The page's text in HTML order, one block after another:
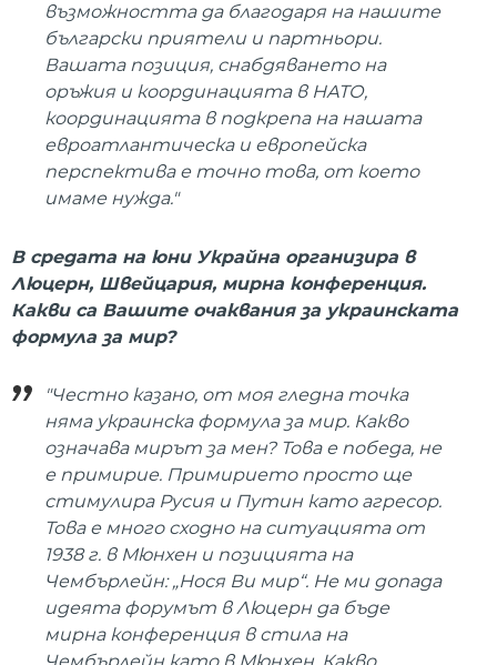
възможността да благодаря на нашите
български приятели и партньори.
Вашата позиция, снабдяването на
оръжия и координацията в НАТО,
координацията в подкрепа на нашата
евроатлантическа и европейска
перспектива е точно това, от което
имаме нужда."
В средата на юни Украйна организира в
Люцерн, Швейцария, мирна конференция.
Какви са Вашите очаквания за украинската
формула за мир?
"Честно казано, от моя гледна точка
няма украинска формула за мир. Какво
означава мирът за мен? Това е победа, не
е примирие. Примирието просто ще
стимулира Русия и Путин като агресор.
Това е много сходно на ситуацията от
1938 г. в Мюнхен и позицията на
Чембърлейн: „Нося Ви мир“. Не ми допада
идеята форумът в Люцерн да бъде
мирна конференция в стила на